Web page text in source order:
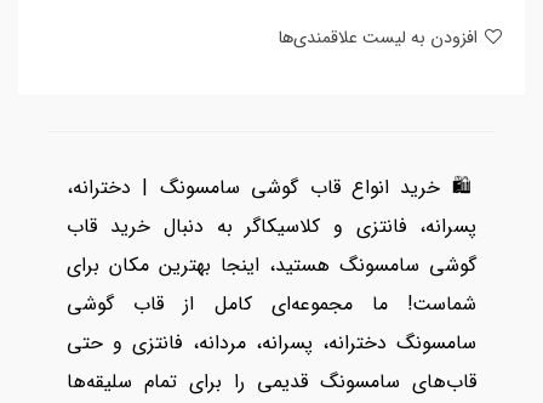
🛍️ خرید انواع قاب گوشی سامسونگ | دخترانه،
پسرانه، فانتزی و کلاسیکاگر به دنبال خرید قاب
گوشی سامسونگ هستید، اینجا بهترین مکان برای
شماست! ما مجموعه‌ای کامل از قاب گوشی
سامسونگ دخترانه، پسرانه، مردانه، فانتزی و حتی
قاب‌های سامسونگ قدیمی را برای تمام سلیقه‌ها